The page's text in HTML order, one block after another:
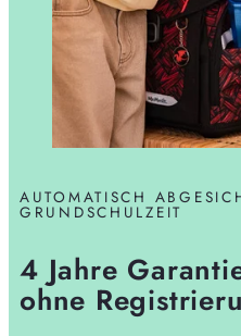
AUTOMATISCH
GRUNDSCHULZEIT
4 Jahre
ohne